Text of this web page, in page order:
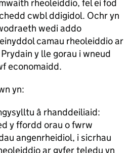
rheoleiddio, fel ei fod
cwbl ddigidol. Ochr yn
wedi addo
camau rheoleiddio ar
y lle gorau i wneud
economaidd.
yn:
â rhanddeiliaid:
y ffordd orau o fwrw
angenrheidiol, i sicrhau
ar gyfer teledu yn